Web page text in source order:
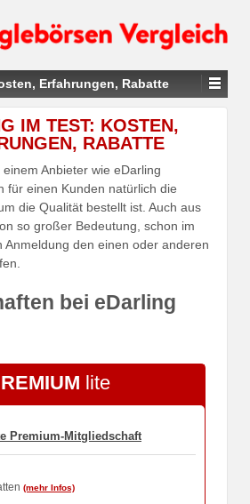
Erfahrungen, Rabatte
IM TEST: KOSTEN,
RABATTE
Anbieter wie eDarling
für einen Kunden natürlich die
die Qualität bestellt ist. Auch aus
so großer Bedeutung, schon im
Anmeldung den einen oder anderen
bei eDarling
lite